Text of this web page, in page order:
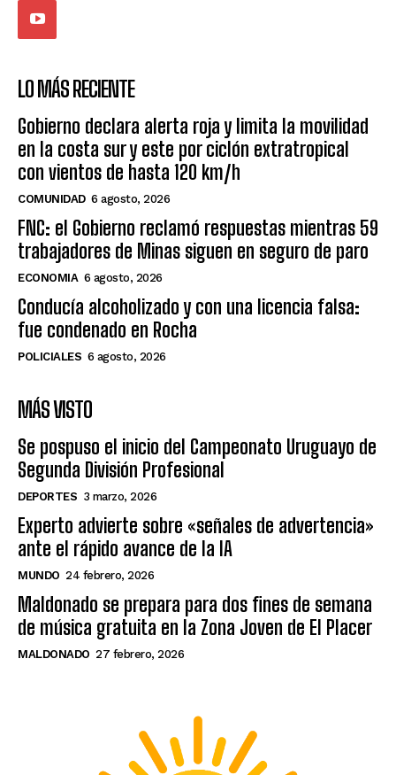
LO MÁS RECIENTE
Gobierno declara alerta roja y limita la movilidad
en la costa sur y este por ciclón extratropical
con vientos de hasta 120 km/h
COMUNIDAD 6 agosto, 2026
FNC: el Gobierno reclamó respuestas mientras 59
trabajadores de Minas siguen en seguro de paro
ECONOMIA 6 agosto, 2026
Conducía alcoholizado y con una licencia falsa:
fue condenado en Rocha
POLICIALES 6 agosto, 2026
MÁS VISTO
Se pospuso el inicio del Campeonato Uruguayo de
Segunda División Profesional
DEPORTES 3 marzo, 2026
Experto advierte sobre «señales de advertencia»
ante el rápido avance de la IA
MUNDO 24 febrero, 2026
Maldonado se prepara para dos fines de semana
de música gratuita en la Zona Joven de El Placer
MALDONADO 27 febrero, 2026